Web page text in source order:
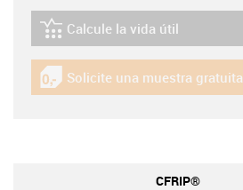
igus-icon-lebensdauerrechner
Calcule la vida útil
igus-icon-gratismuster
Solicite una muestra gratuita
CFRIP®